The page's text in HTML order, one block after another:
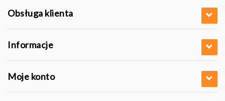
Obsługa klienta
Informacje
Moje konto